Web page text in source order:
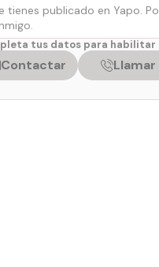
tus datos para habilitar
Contactar Llamar